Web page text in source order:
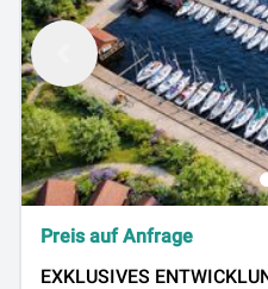
Preis auf Anfrage
EXKLUSIVES